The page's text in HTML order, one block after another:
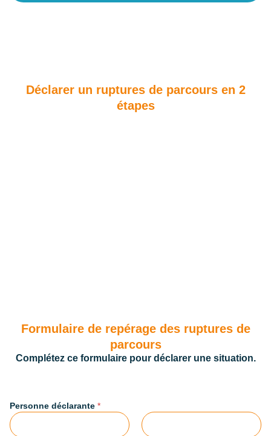
Déclarer un ruptures de parcours en 2
étapes
Formulaire de repérage des ruptures de
parcours
Complétez ce formulaire pour déclarer une situation.
/
S
t
Personne déclarante *